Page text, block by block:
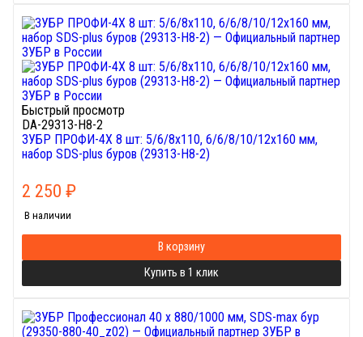
Быстрый просмотр
DA-29313-H8-2
ЗУБР ПРОФИ-4Х 8 шт: 5/6/8х110, 6/6/8/10/12х160 мм,
набор SDS-plus буров (29313-H8-2)
2 250 ₽
В наличии
В корзину
Купить в 1 клик